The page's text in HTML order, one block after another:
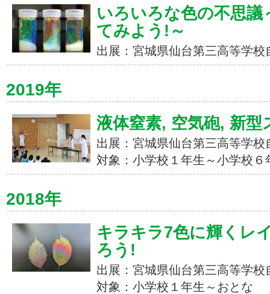
いろいろな色の不思議
てみよう!～
出展：宮城県仙台第三高等学校
2019年
液体窒素, 空気砲, 新型
出展：宮城県仙台第三高等学校
対象：小学校１年生～小学校６
2018年
キラキラ7色に輝くレ
ろう!
出展：宮城県仙台第三高等学校
対象：小学校１年生～おとな